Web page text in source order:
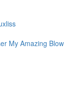
My Amazing Blow